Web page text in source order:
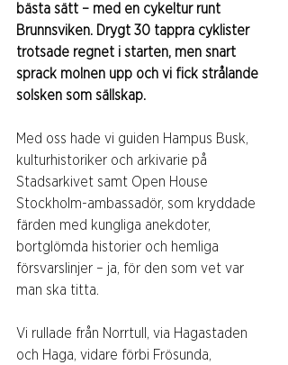
bästa sätt – med en cykeltur runt
Brunnsviken. Drygt 30 tappra cyklister
trotsade regnet i starten, men snart
sprack molnen upp och vi fick strålande
solsken som sällskap.
Med oss hade vi guiden Hampus Busk,
kulturhistoriker och arkivarie på
Stadsarkivet samt Open House
Stockholm-ambassadör, som kryddade
färden med kungliga anekdoter,
bortglömda historier och hemliga
försvarslinjer – ja, för den som vet var
man ska titta.
Vi rullade från Norrtull, via Hagastaden
och Haga, vidare förbi Frösunda,